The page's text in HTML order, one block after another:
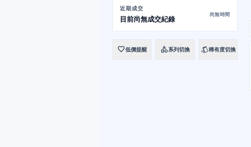
近期成交
目前尚無成交紀錄
尚無時間
favorite低價提醒 category系列切換 style稀有度切換